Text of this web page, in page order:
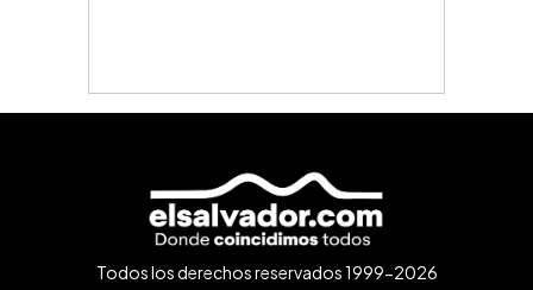
Todos los derechos reservados 1999-2026